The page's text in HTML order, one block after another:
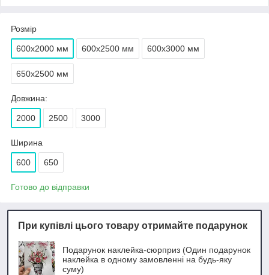
Розмір
600х2000 мм 600х2500 мм 600х3000 мм
650х2500 мм
Довжина:
2000 2500 3000
Ширина
600 650
Готово до відправки
При купівлі цього товару отримайте подарунок
Подарунок наклейка-сюрприз (Один подарунок
наклейка в одному замовленні на будь-яку
суму)